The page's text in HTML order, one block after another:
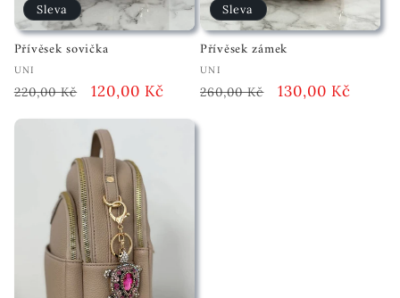
Sleva
Přívěsek sovička
Vendor:
UNI
Běžná
220,00 Kč
Akční
120,00 Kč
Sleva
Přívěsek zámek
Vendor:
UNI
Běžná
260,00 Kč
Akční
130,00 Kč